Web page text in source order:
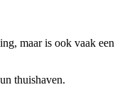
maar is ook vaak een
thuishaven.